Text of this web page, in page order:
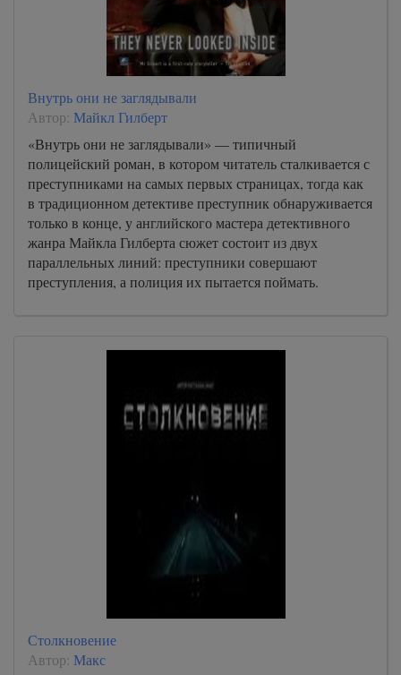
Внутрь они не заглядывали
Автор: Майкл Гилберт
«Внутрь они не заглядывали» — типичный
полицейский роман, в котором читатель сталкивается с
преступниками на самых первых страницах, тогда как
в традиционном детективе преступник обнаруживается
только в конце, у английского мастера детективного
жанра Майкла Гилберта сюжет состоит из двух
параллельных линий: преступники совершают
преступления, а полиция их пытается поймать.
Столкновение
Автор: Макс